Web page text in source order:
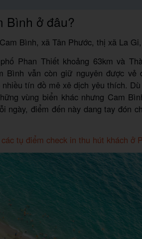
Bình ở đâu?
Bình, xã Tân Phước, thị xã La
Phan Thiết khoảng 63km và
Bình vẫn còn giữ nguyên được
tín đồ mê xê dịch yêu thích.
vùng biển khác nhưng Cam
ngày, điểm đến này dang tay đón
tụ điểm check in thu hút khách ở